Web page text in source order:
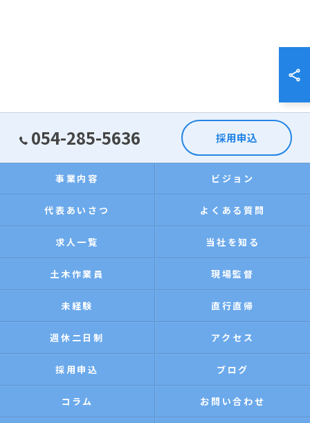
054-285-5636 採用申込
事業内容 ビジョン
代表あいさつ よくある質問
求人一覧 当社を知る
土木作業員 現場監督
未経験 直行直帰
週休二日制 アクセス
採用申込 ブログ
コラム お問い合わせ